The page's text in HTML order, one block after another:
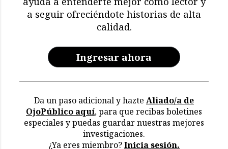
a seguir ofreciéndote historias de alta
calidad.
Ingresar ahora
Da un paso adicional y hazte Aliado/a de
OjoPúblico aquí, para que recibas boletines
especiales y puedas guardar nuestras mejores
investigaciones.
¿Ya eres miembro?Inicia sesión.